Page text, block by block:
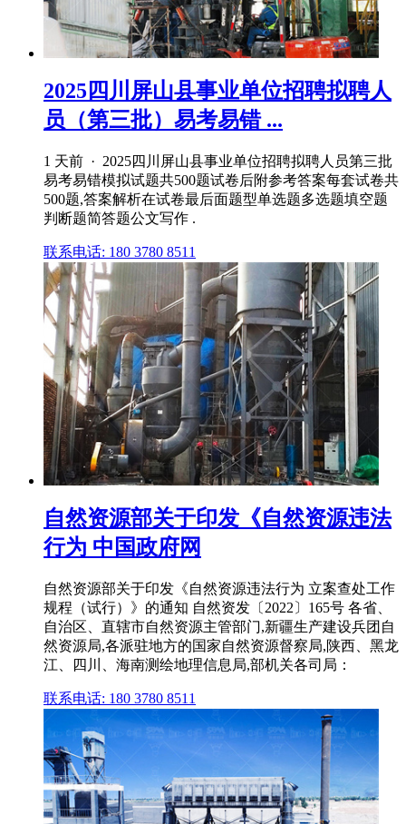
2025四川屏山县事业单位招聘拟聘人
员（第三批）易考易错 ...
1 天前 · 2025四川屏山县事业单位招聘拟聘人员第三批
易考易错模拟试题共500题试卷后附参考答案每套试卷共
500题,答案解析在试卷最后面题型单选题多选题填空题
判断题简答题公文写作 .
联系电话: 180 3780 8511
自然资源部关于印发《自然资源违法
行为 中国政府网
自然资源部关于印发《自然资源违法行为 立案查处工作
规程（试行）》的通知 自然资发〔2022〕165号 各省、
自治区、直辖市自然资源主管部门,新疆生产建设兵团自
然资源局,各派驻地方的国家自然资源督察局,陕西、黑龙
江、四川、海南测绘地理信息局,部机关各司局：
联系电话: 180 3780 8511